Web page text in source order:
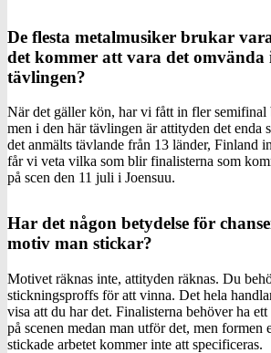
De flesta metalmusiker brukar
det kommer att vara det omvända
tävlingen?
När det gäller kön, har vi fått in fler
men i den här tävlingen är attityden det enda
det anmälts tävlande från 13 länder, Finland
får vi veta vilka som blir finalisterna som
på scen den 11 juli i Joensuu.
Har det någon betydelse för
motiv man stickar?
Motivet räknas inte, attityden räknas. Du
stickningsproffs för att vinna. Det hela
visa att du har det. Finalisterna behöver ha
på scenen medan man utför det, men formen
stickade arbetet kommer inte att specificeras.